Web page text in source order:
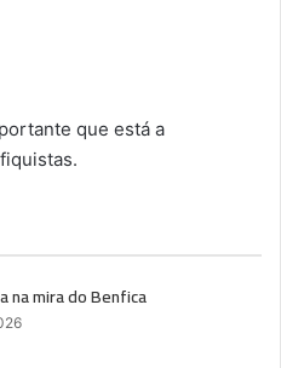
que está a
na mira do Benfica